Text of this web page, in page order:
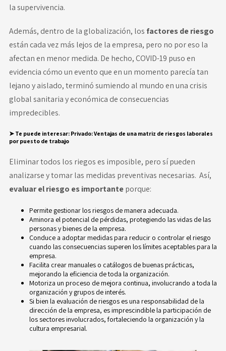
la supervivencia.
Además, dentro de la globalización, los factores de riesgo
están cada vez más lejos de la empresa, pero no por eso la
afectan en menor medida. De hecho, COVID-19 puso en
evidencia cómo un evento que en un momento parecía tan
lejano y aislado, terminó sumiendo al mundo en una crisis
global sanitaria y económica de consecuencias
impredecibles.
➤ Te puede interesar: Privado: Ventajas de una matriz de riesgos laborales
por puesto de trabajo
Eliminar todos los riegos es imposible, pero sí pueden
analizarse y tomar las medidas preventivas necesarias. Así,
evaluar el riesgo es importanteporque:
Permite gestionar los riesgos de manera adecuada.
Aminora el potencial de pérdidas, protegiendo las vidas de las
personas y bienes de la empresa.
Conduce a adoptar medidas para reducir o controlar el riesgo
cuando las consecuencias superen los límites aceptables para la
empresa.
Facilita crear manuales o catálogos de buenas prácticas,
mejorando la eficiencia de toda la organización.
Motoriza un proceso de mejora continua, involucrando a toda la
organización y grupos de interés.
Si bien la evaluación de riesgos es una responsabilidad de la
dirección de la empresa, es imprescindible la participación de
los sectores involucrados, fortaleciendo la organización y la
cultura empresarial.